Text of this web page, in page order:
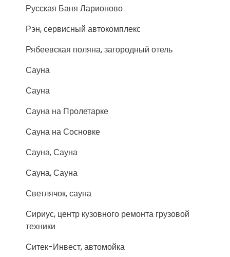
Русская Баня Ларионово
Рэн, сервисный автокомплекс
Рябеевская поляна, загородный отель
Сауна
Сауна
Сауна на Пролетарке
Сауна на Сосновке
Сауна, Сауна
Сауна, Сауна
Светлячок, сауна
Сириус, центр кузовного ремонта грузовой
техники
Ситек-Инвест, автомойка